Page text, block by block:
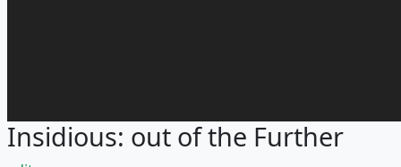
Insidious: out of the Further